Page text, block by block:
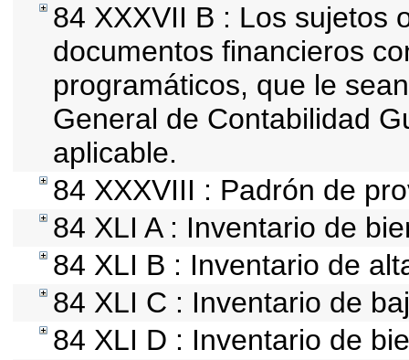
84 XXXVII B : Los sujetos
documentos financieros
programáticos, que le
General de Contabilidad
aplicable.
84 XXXVIII : Padrón de
84 XLI A : Inventario de
84 XLI B : Inventario de
84 XLI C : Inventario de
84 XLI D : Inventario de